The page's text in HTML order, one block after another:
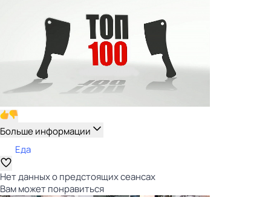
Больше информации
Еда
Нет данных о предстоящих сеансах
Вам может понравиться